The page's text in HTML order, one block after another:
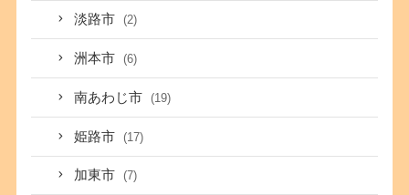
淡路市 (2)
洲本市 (6)
南あわじ市 (19)
姫路市 (17)
加東市 (7)